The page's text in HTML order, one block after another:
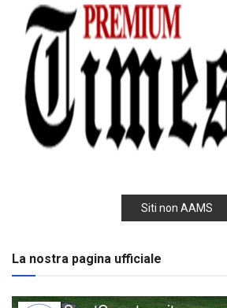
Siti non AAMS
La nostra pagina ufficiale